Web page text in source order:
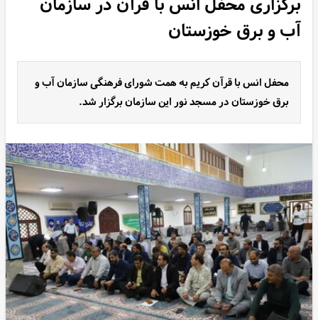
آب و برق خوزستان
محفل انس با قرآن کریم به همت شورای فرهنگی سازمان آب و
برق خوزستان در مسجد نور این سازمان برگزار شد.